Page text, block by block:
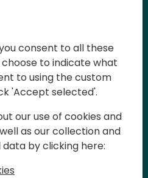
un evento para
de Dynamics
que se celebra en
aprender y
la parte técnica
en Español.
gratuita pero es
ya que las plazas
consent to all these
choose to indicate what
to using the custom
'Accept selected'.
our use of cookies and
as our collection and
by clicking here: